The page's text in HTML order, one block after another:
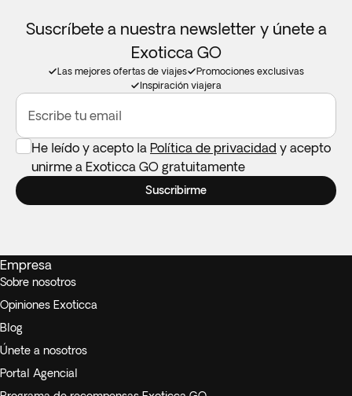
Suscríbete a nuestra newsletter y únete a
Exoticca GO
Las mejores ofertas de viajes
Promociones exclusivas
Inspiración viajera
Escribe tu email
He leído y acepto la Política de privacidad y acepto
unirme a Exoticca GO gratuitamente
Suscribirme
Empresa
Sobre nosotros
Opiniones Exoticca
Blog
Únete a nosotros
Portal Agencial